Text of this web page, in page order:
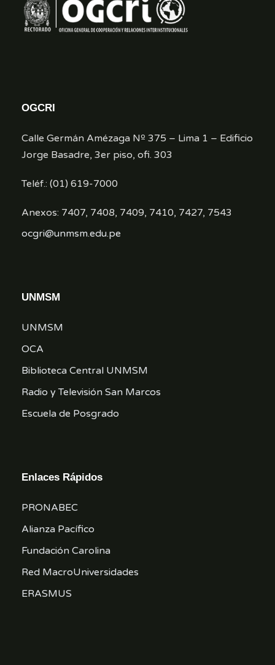
OGCRI
Calle Germán Amézaga Nº 375 – Lima 1 – Edificio
Jorge Basadre, 3er piso, ofi. 303
Teléf.: (01) 619-7000
Anexos: 7407, 7408, 7409, 7410, 7427, 7543
ocgri@unmsm.edu.pe
UNMSM
UNMSM
OCA
Biblioteca Central UNMSM
Radio y Televisión San Marcos
Escuela de Posgrado
Enlaces Rápidos
PRONABEC
Alianza Pacífico
Fundación Carolina
Red MacroUniversidades
ERASMUS